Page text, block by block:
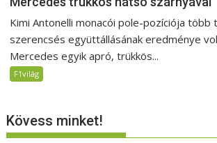
Kimi Antonelli monacói pole-pozíciója több
szerencsés együttállásának eredménye
Mercedes egyik apró, trükkös...
F1világ
Kövess minket!